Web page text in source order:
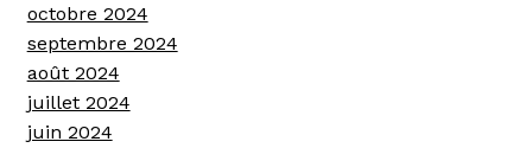
octobre 2024
septembre 2024
août 2024
juillet 2024
juin 2024